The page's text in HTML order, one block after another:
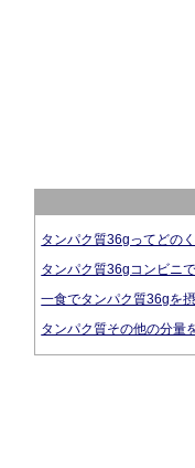
タンパク質36gってどの
タンパク質36gコンビニ
一食でタンパク質36gを
タンパク質その他の分量